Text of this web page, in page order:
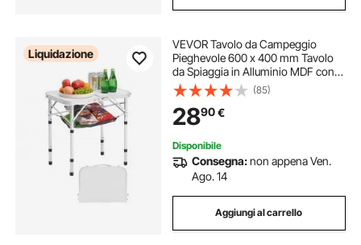
Liquidazione
VEVOR Tavolo da Campeggio
Pieghevole 600 x 400 mm Tavolo
da Spiaggia in Alluminio MDF con
Strato in Rete, Maniglia per
Trasporto, Leggero e Compatto per
Picnic all'Aperto, Barbecue, Argento
(85)
2890€
Disponibile
Consegna:non appena Ven.
Ago. 14
Aggiungi al carrello